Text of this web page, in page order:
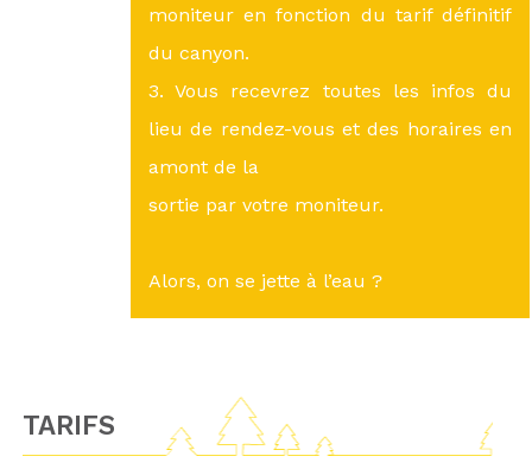
moniteur en fonction du tarif définitif
du canyon.
3. Vous recevrez toutes les infos du
lieu de rendez-vous et des horaires en
amont de la
sortie par votre moniteur.
Alors, on se jette à l’eau ?
TARIFS